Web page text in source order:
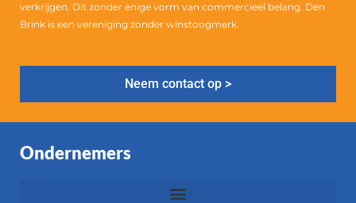
verkrijgen. Dit zonder enige vorm van commercieel belang. Den
Brink is een vereniging zonder winstoogmerk.
Neem contact op >
Ondernemers